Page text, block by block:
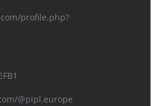
profile.php?
@pipl.europe